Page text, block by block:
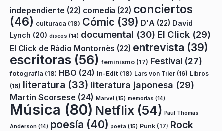
independiente (22) comedia (22) conciertos
(46) culturaca (18) Cómic (39) D'A (22) David
Lynch (20) discos (14) documental (30) El Click (29)
El Click de Ràdio Montornès (22) entrevista (39)
escritoras (56) feminismo (17) Festival (27)
fotografía (18) HBO (24) In-Edit (18) Lars von Trier (16) Libros
(16) literatura (33) literatura japonesa (29)
Martin Scorsese (24) Marvel (15) memorias (14)
Música (80) Netflix (54) Paul Thomas
Anderson (14) poesía (40) poeta (15) Punk (17) Rock